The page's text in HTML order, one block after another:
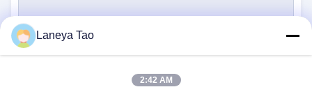
Laneya Tao
2:42 AM